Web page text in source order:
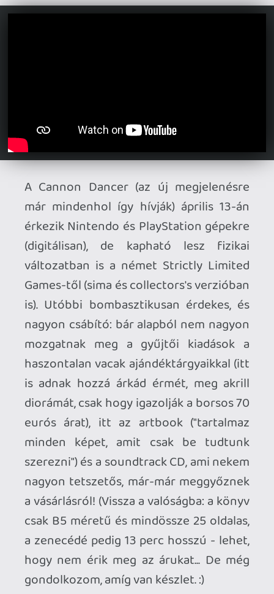
minden képet, amit csak be tudtunk
jelentkezned!
Stadia HUN 2023.04.13 20:37:14 #1ya7o
No one stops me! (Hú, de ez a cucc még